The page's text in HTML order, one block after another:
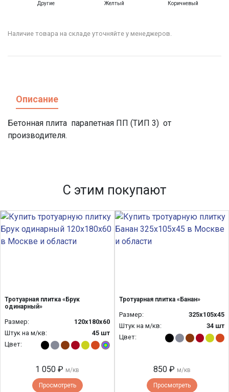
Другие Желтый Коричневый
Наличие товара на складе уточняйте у менеджеров.
Описание
Бетонная плита парапетная ПП (ТИП 3) от
производителя.
С этим покупают
Тротуарная плитка «Брук
одинарный»
Размер:
120x180x60
Штук на м/кв:
45 шт
Цвет:
1 050 ₽ м/кв
Просмотреть
Тротуарная плитка «Банан»
Размер:
325х105х45
Штук на м/кв:
34 шт
Цвет:
850 ₽ м/кв
Просмотреть